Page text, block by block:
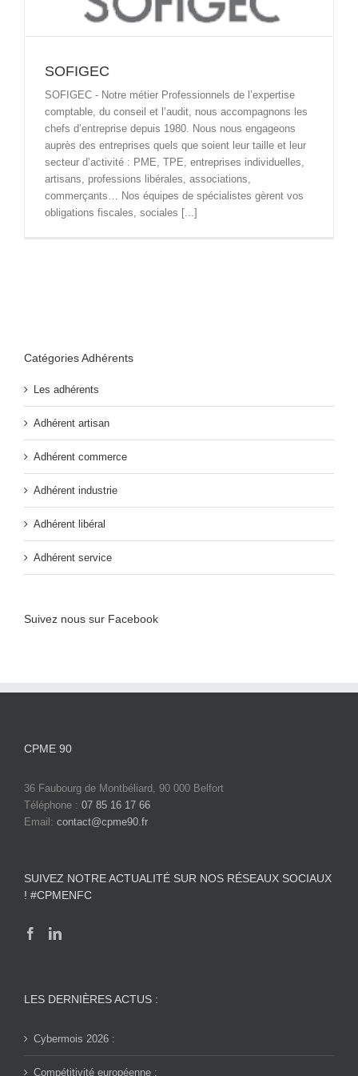
SOFIGEC
SOFIGEC - Notre métier Professionnels de l’expertise
comptable, du conseil et l’audit, nous accompagnons les
chefs d’entreprise depuis 1980. Nous nous engageons
auprès des entreprises quels que soient leur taille et leur
secteur d’activité : PME, TPE, entreprises individuelles,
artisans, professions libérales, associations,
commerçants… Nos équipes de spécialistes gèrent vos
obligations fiscales, sociales [...]
Catégories Adhérents
Les adhérents
Adhérent artisan
Adhérent commerce
Adhérent industrie
Adhérent libéral
Adhérent service
Suivez nous sur Facebook
CPME 90
36 Faubourg de Montbéliard, 90 000 Belfort
Téléphone : 07 85 16 17 66
Email: contact@cpme90.fr
SUIVEZ NOTRE ACTUALITÉ SUR NOS RÉSEAUX SOCIAUX
! #CPMENFC
LES DERNIÈRES ACTUS :
Cybermois 2026 :
Compétitivité européenne :